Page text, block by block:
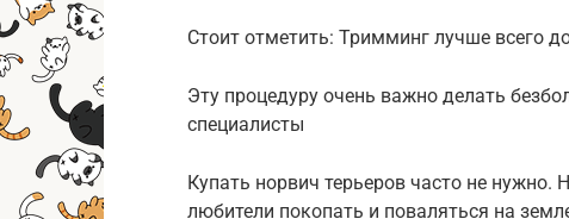
Стоит отметить: Тримминг лучше всего
Эту процедуру очень важно делать
специалисты
Купать норвич терьеров часто не нужно.
любители покопать и поваляться на